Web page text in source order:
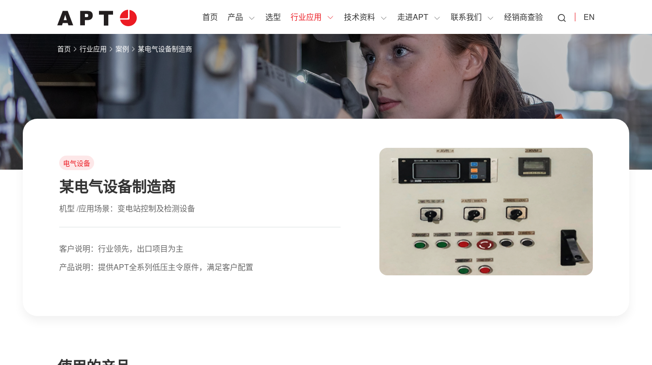
首页 产品 选型 行业应用 技术资料 走进APT 联系我们 经销商查验 EN
首页 行业应用 案例 某电气设备制造商
电气设备
某电气设备制造商
机型 /应用场景：变电站控制及检测设备
客户说明：行业领先，出口项目为主
产品说明：提供APT全系列低压主令原件，满足客户配置